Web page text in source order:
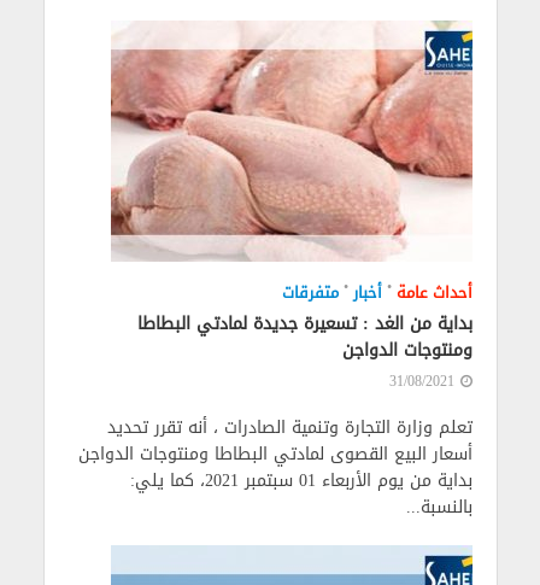
أحداث عامة • أخبار• متفرقات
بداية من الغد : تسعيرة جديدة لمادتي البطاطا
ومنتوجات الدواجن
31/08/2021
تعلم وزارة التجارة وتنمية الصادرات ، أنه تقرر تحديد
أسعار البيع القصوى لمادتي البطاطا ومنتوجات الدواجن
بداية من يوم الأربعاء 01 سبتمبر 2021، كما يلي:
بالنسبة...